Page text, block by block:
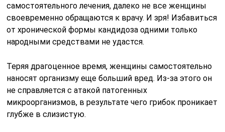
самостоятельного лечения, далеко не все женщины
своевременно обращаются к врачу. И зря! Избавиться
от хронической формы кандидоза одними только
народными средствами не удастся.
Теряя драгоценное время, женщины самостоятельно
наносят организму еще больший вред. Из-за этого он
не справляется с атакой патогенных
микроорганизмов, в результате чего грибок проникает
глубже в слизистую.